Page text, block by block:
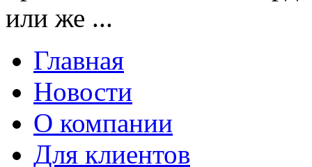
или же ...
Главная
Новости
О компании
Для клиентов